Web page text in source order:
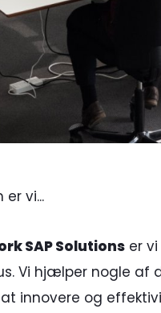
er vi...
SAP Solutions er
Vi hjælper nogle af
innovere og